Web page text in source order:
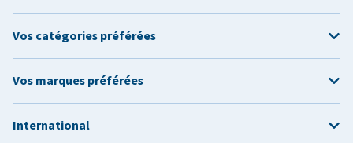
Vos catégories préférées
Vos marques préférées
International